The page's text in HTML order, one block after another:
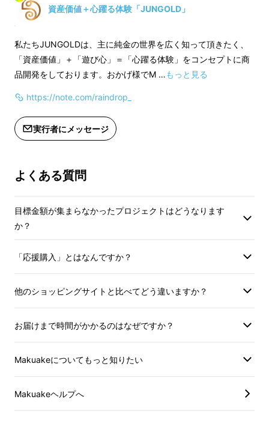
形状は、豊かさと繁栄を象徴し、これからの一
資産価値＋心躍る体験「JUNGOLD」
私たちJUNGOLDは、主に純金の世界を広く知って頂きたく、
「資産価値」＋「遊び心」＝「心躍る体験」をコンセプトに商
品開発をしております。おかげ様でM …もっと見る
https://note.com/raindrop_
実行者にメッセージ
よくある質問
目標金額が集まらなかったプロジェクトはどうなります
か？
「応援購入」とはなんですか？
他のショッピングサイトと比べてどう違いますか？
お届けまで時間がかかるのはなぜですか？
Makuakeについてもっと知りたい
Makuakeヘルプへ